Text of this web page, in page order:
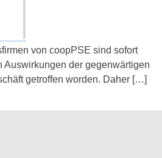
von coopPSE sind sofort
Auswirkungen der gegenwärtigen
getroffen worden. Daher […]